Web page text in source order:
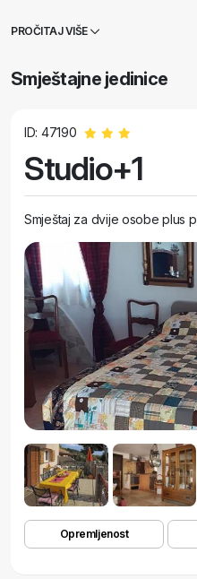
PROČITAJ VIŠE
Smještajne jedinice
ID: 47190
Studio+1
Smještaj za dvije osobe plus
Opremljenost